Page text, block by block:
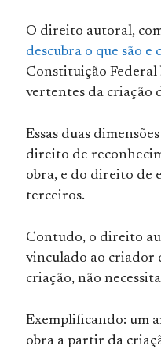
O direito autoral,
descubra o que são e
Constituição Federal
vertentes da criação
Essas duas
direito de
obra, e do direito de
terceiros.
Contudo, o direito
vinculado ao criador
criação, não
Exemplificando: um
obra a partir da